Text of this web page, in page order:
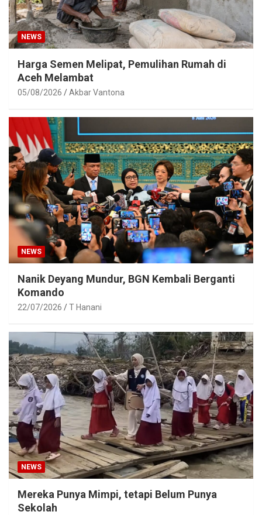
NEWS
Harga Semen Melipat, Pemulihan Rumah di
Aceh Melambat
05/08/2026 Akbar Vantona
NEWS
Nanik Deyang Mundur, BGN Kembali Berganti
Komando
22/07/2026 T Hanani
NEWS
Mereka Punya Mimpi, tetapi Belum Punya
Sekolah